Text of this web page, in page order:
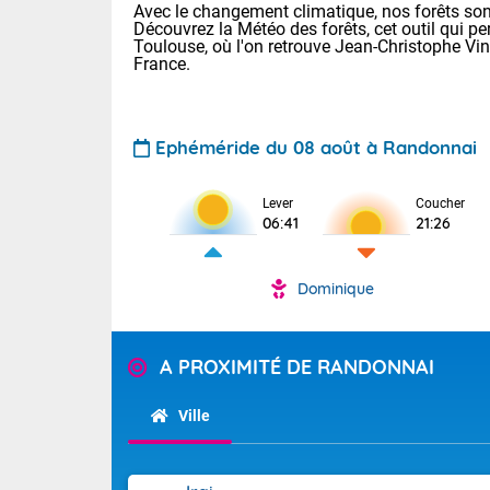
Pour la
Tendance
Avec le changement climatique, nos forêts
Découvrez la Météo des forêts, cet outil qui
Toulouse, où l'on retrouve Jean-Christophe
France.
Ephéméride du 08 août à Randonnai
Lever
06:41
Coucher
21:26
Dominique
A PROXIMITÉ DE RANDONNAI
Ville
Voici les
29/16 Paris :
Clermont-
Lille : 28/15
Demain
Temps
Des résidus